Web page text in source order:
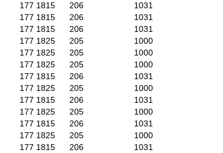
177 1815 206
1031
177 1815 206
1031
177 1815 206
1031
177 1825 205
1000
177 1825 205
1000
177 1825 205
1000
177 1815 206
1031
177 1825 205
1000
177 1815 206
1031
177 1825 205
1000
177 1815 206
1031
177 1825 205
1000
177 1815 206
1031